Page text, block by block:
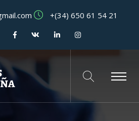
+(34) 650 61 54 21